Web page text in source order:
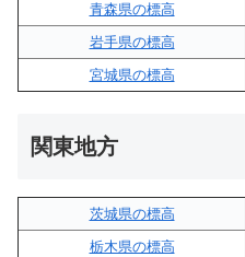
青森県の標高
岩手県の標高
宮城県の標高
関東地方
茨城県の標高
栃木県の標高